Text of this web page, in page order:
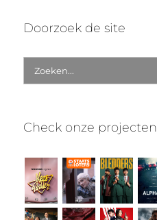
Doorzoek de site
Zoek
naar:
Check onze projecten